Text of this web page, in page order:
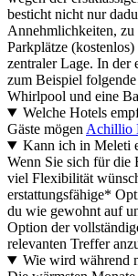
besticht nicht nur
Annehmlichkeiten, zu
Parkplätze
zentraler Lage. In der
zum Beispiel
Whirlpool und eine
Welche Hotels
Gäste mögen Achillio
Kann ich in Meleti
Wenn Sie sich für die
viel Flexibilität
erstattungsfähige*
du wie gewohnt auf
Option der
relevanten Treffer
Wie wird während